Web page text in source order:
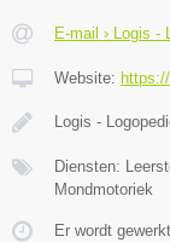
E-mail › Logis -
Website:
Logis -
Diensten:
Mondmotoriek
Er wordt